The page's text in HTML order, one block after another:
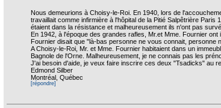
Nous demeurions à Choisy-le-Roi. En 1940, lors de
travaillait comme infirmière à l'hôpital de la Pitié Salpêtrière
étaient dans la résistance et malheureusement ils n'ont pas
En 1942, à l'époque des grandes rafles, Mr.et Mme. Fournier
Fournier disait que "là-bas personne ne vous connait, personne
A Choisy-le-Roi, Mr. et Mme. Fournier habitaient dans un
Bagnole de l'Orne. Malheureusement, je ne connais pas les
J'ai besoin d'aide, je veux faire inscrire ces deux "Tsadicks" au
Edmond Silber
Montréal, Québec
[répondre]